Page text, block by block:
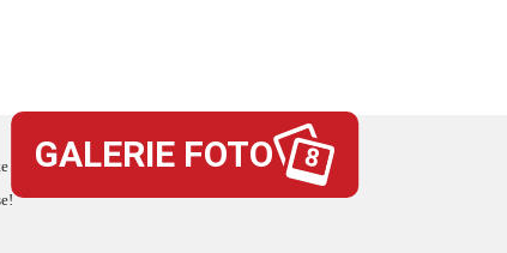
toppinguri delicioase!
GALERIE FOTO 8